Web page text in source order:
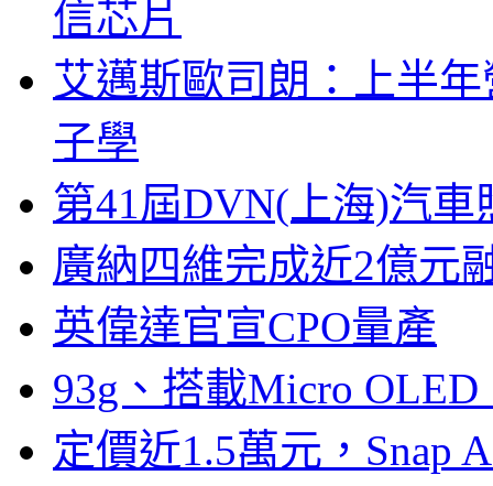
信芯片
艾邁斯歐司朗：上半
子學
第41屆DVN(上海)汽
廣納四維完成近2億元
英偉達官宣CPO量產
93g、搭載Micro
定價近1.5萬元，Snap